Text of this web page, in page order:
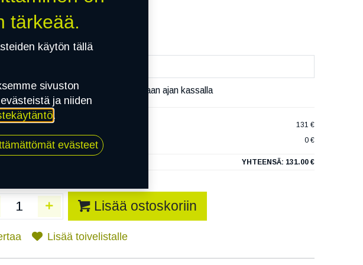
asennuksen, pääset varaamaan ajan kassalla
92T MICHELIN X-ICE NORTH 4 XL
131 €
0 €
YHTEENSÄ: 131.00 €
Lisää ostoskoriin
Lisää toivelistalle
tärkeää.
käytön tällä
sivuston
ja niiden
.
evästeet